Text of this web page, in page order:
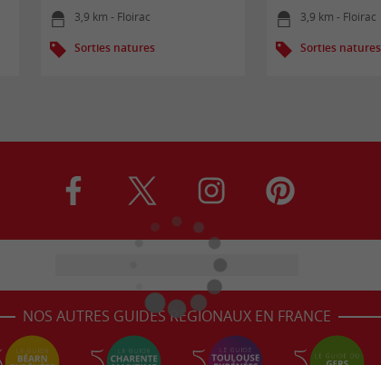
3,9 km - Floirac
Sorties natures
3,9 km - Floirac
Sorties natures
NOS AUTRES GUIDES RÉGIONAUX EN FRANCE